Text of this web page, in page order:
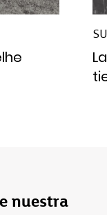
nuestra